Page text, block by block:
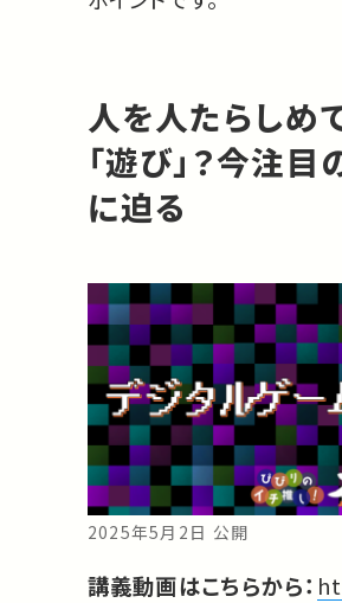
人を人たらしめ
「遊び」？今注
に迫る
2025年5月2日 公開
講義動画はこちらから：